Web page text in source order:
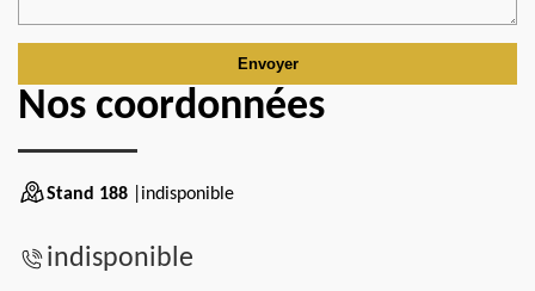
Nos coordonnées
Stand 188 |indisponible
indisponible